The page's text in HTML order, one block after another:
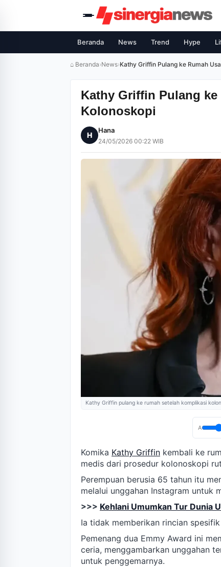
Beranda News Trend Hype
⌂ Beranda›News›Kathy Griffin Pulang ke Rumah
Kathy Griffin Pulang
Kolonoskopi
H
Hana
24/05/2026 00:22 WIB
Kathy Griffin pulang ke rumah setelah komplikasi
A
Komika Kathy Griffin kembali ke
medis dari prosedur kolonoskopi
Perempuan berusia 65 tahun itu
melalui unggahan Instagram untuk
>>> Kehlani Umumkan Tur Dunia
Ia tidak memberikan rincian
Pemenang dua Emmy Award ini
ceria, menggambarkan unggahan
untuk penggemarnya.